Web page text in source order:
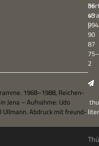
1968–1988, Rei­chen­
Jena – Auf­nahme: Udo
Ull­mann. Abdruck mit freund­
36
43
|
90
87
75–
2